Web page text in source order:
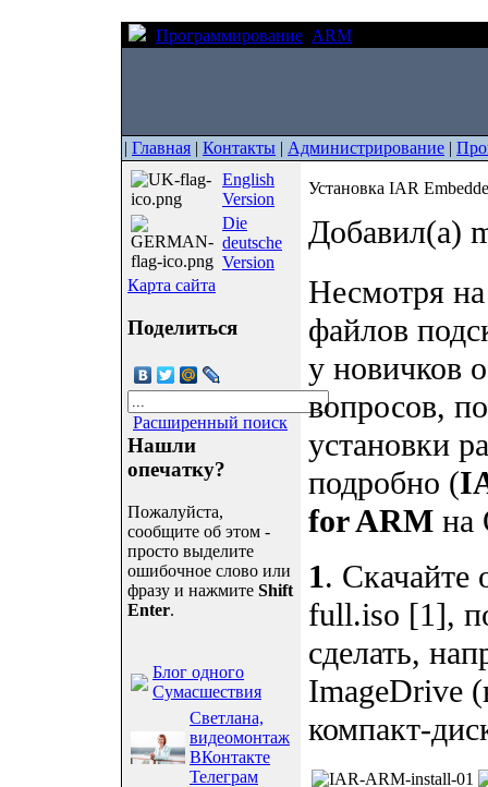
Программирование ARM
| Главная | Контакты | Администрирование |
English
Version
Die
deutsche
Version
Карта сайта
Поделиться
Расширенный поиск
Нашли
опечатку?
Пожалуйста,
сообщите об этом -
просто выделите
ошибочное слово или
фразу и нажмите Shift
Enter.
Блог одного
Сумасшествия
Светлана,
видеомонтаж
ВКонтакте
Телеграм
Установка IAR
Добавил(а)
Несмотря
файлов
у новичков
вопросов,
установки
подробно (
for ARM
1. Скачайте
full.iso [1],
сделать,
ImageDrive
компакт-